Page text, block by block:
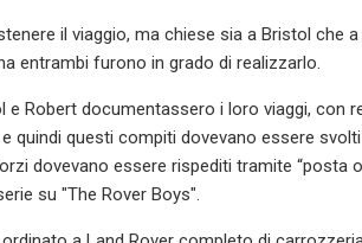
il viaggio, ma chiese sia a Bristol che
entrambi furono in grado di realizzarlo.
e Robert documentassero i loro viaggi,
quindi questi compiti dovevano essere
dovevano essere rispediti tramite “posta
su "The Rover Boys".